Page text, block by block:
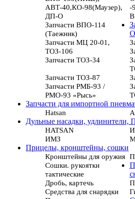
АВТ-40,КО-98(Маузер),
ДП-О
-
Запчасти ВПО-114
(Таежник)
Запчасти МЦ 20-01,
ТОЗ-106
Запчасти ТОЗ-34
Запчасти ТОЗ-87
Запчасти РМБ-93 /
РМО-93 «Рысь»
Запчасти для импортной
Hatsan
Дульные насадки, удлинители,
HATSAN
ИМЗ
Прицелы, кронштейны, сошки
Кронштейны для оружия
Сошки. рукоятки
тактические
Дробь, картечь
Средства для снарядки